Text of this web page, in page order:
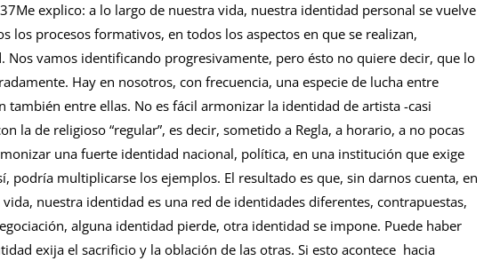
explico: a lo largo de nuestra vida, nuestra identidad personal se vuelve
los procesos formativos, en todos los aspectos en que se realizan,
Nos vamos identificando progresivamente, pero ésto no quiere decir, que lo
Hay en nosotros, con frecuencia, una especie de lucha entre
también entre ellas. No es fácil armonizar la identidad de artista -casi
la de religioso “regular”, es decir, sometido a Regla, a horario, a no pocas
una fuerte identidad nacional, política, en una institución que exige
podría multiplicarse los ejemplos. El resultado es que, sin darnos cuenta, en
nuestra identidad es una red de identidades diferentes, contrapuestas,
alguna identidad pierde, otra identidad se impone. Puede haber
exija el sacrificio y la oblación de las otras. Si esto acontece hacia